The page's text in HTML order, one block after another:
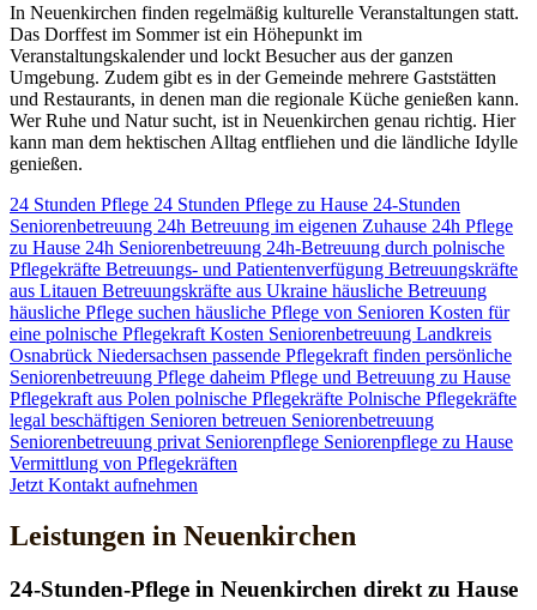
In Neuenkirchen finden regelmäßig kulturelle Veranstaltungen statt.
Das Dorffest im Sommer ist ein Höhepunkt im
Veranstaltungskalender und lockt Besucher aus der ganzen
Umgebung. Zudem gibt es in der Gemeinde mehrere Gaststätten
und Restaurants, in denen man die regionale Küche genießen kann.
Wer Ruhe und Natur sucht, ist in Neuenkirchen genau richtig. Hier
kann man dem hektischen Alltag entfliehen und die ländliche Idylle
genießen.
24 Stunden Pflege 24 Stunden Pflege zu Hause 24-Stunden
Seniorenbetreuung 24h Betreuung im eigenen Zuhause 24h Pflege
zu Hause 24h Seniorenbetreuung 24h-Betreuung durch polnische
Pflegekräfte Betreuungs- und Patientenverfügung Betreuungskräfte
aus Litauen Betreuungskräfte aus Ukraine häusliche Betreuung
häusliche Pflege suchen häusliche Pflege von Senioren Kosten für
eine polnische Pflegekraft Kosten Seniorenbetreuung Landkreis
Osnabrück Niedersachsen passende Pflegekraft finden persönliche
Seniorenbetreuung Pflege daheim Pflege und Betreuung zu Hause
Pflegekraft aus Polen polnische Pflegekräfte Polnische Pflegekräfte
legal beschäftigen Senioren betreuen Seniorenbetreuung
Seniorenbetreuung privat Seniorenpflege Seniorenpflege zu Hause
Vermittlung von Pflegekräften
Jetzt Kontakt aufnehmen
Leistungen in Neuenkirchen
24-Stunden-Pflege in Neuenkirchen direkt zu Hause